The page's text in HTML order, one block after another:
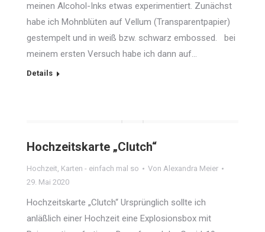
meinen Alcohol-Inks etwas experimentiert. Zunächst
habe ich Mohnblüten auf Vellum (Transparentpapier)
gestempelt und in weiß bzw. schwarz embossed. bei
meinem ersten Versuch habe ich dann auf…
Details
Hochzeitskarte „Clutch“
Hochzeit, Karten - einfach mal so Von Alexandra Meier
29. Mai 2020
Hochzeitskarte „Clutch“ Ursprünglich sollte ich
anläßlich einer Hochzeit eine Explosionsbox mit